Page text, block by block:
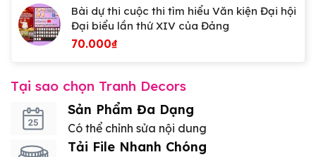
Bài dự thi cuộc thi tìm hiểu Văn kiện Đại hội
Đại biểu lần thứ XIV của Đảng
70.000₫
Tại sao chọn Tranh Decors
Sản Phẩm Đa Dạng
Có thể chỉnh sửa nội dung
Tải File Nhanh Chóng